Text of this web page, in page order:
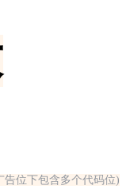
告位下包含多个代码位)